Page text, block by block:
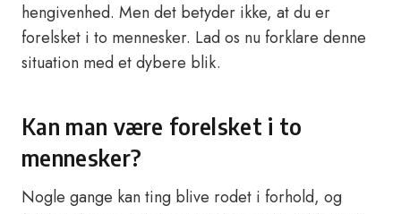
hengivenhed. Men det betyder ikke, at du er
forelsket i to mennesker. Lad os nu forklare denne
situation med et dybere blik.
Kan man være forelsket i to
mennesker?
Nogle gange kan ting blive rodet i forhold, og